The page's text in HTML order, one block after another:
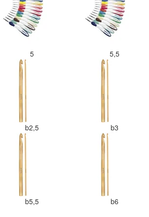
5 5,5
b2,5 b3
b5,5 b6